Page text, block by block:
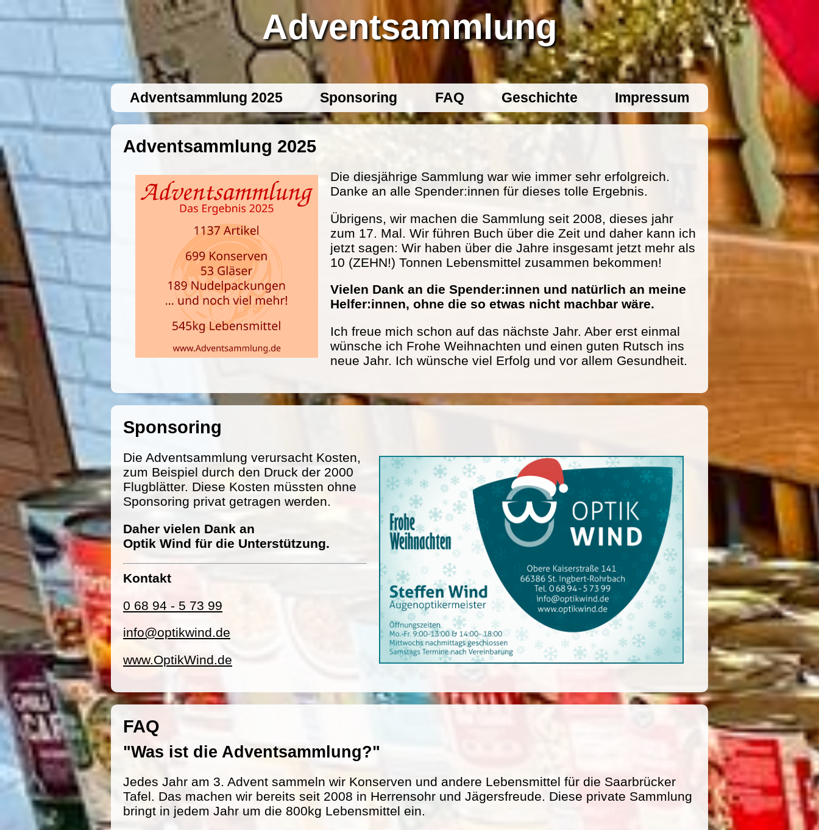
Adventsammlung
Adventsammlung 2025 Sponsoring FAQ Geschichte Impressum
Adventsammlung 2025
Die diesjährige Sammlung war wie immer sehr erfolgreich.
Danke an alle Spender:innen für dieses tolle Ergebnis.
Übrigens, wir machen die Sammlung seit 2008, dieses jahr
zum 17. Mal. Wir führen Buch über die Zeit und daher kann ich
jetzt sagen: Wir haben über die Jahre insgesamt jetzt mehr als
10 (ZEHN!) Tonnen Lebensmittel zusammen bekommen!
Vielen Dank an die Spender:innen und natürlich an meine
Helfer:innen, ohne die so etwas nicht machbar wäre.
Ich freue mich schon auf das nächste Jahr. Aber erst einmal
wünsche ich Frohe Weihnachten und einen guten Rutsch ins
neue Jahr. Ich wünsche viel Erfolg und vor allem Gesundheit.
Sponsoring
Die Adventsammlung verursacht Kosten,
zum Beispiel durch den Druck der 2000
Flugblätter. Diese Kosten müssten ohne
Sponsoring privat getragen werden.
Daher vielen Dank an
Optik Wind für die Unterstützung.
Kontakt
0 68 94 - 5 73 99
info@optikwind.de
www.OptikWind.de
FAQ
"Was ist die Adventsammlung?"
Jedes Jahr am 3. Advent sammeln wir Konserven und andere Lebensmittel für die Saarbrücker
Tafel. Das machen wir bereits seit 2008 in Herrensohr und Jägersfreude. Diese private Sammlung
bringt in jedem Jahr um die 800kg Lebensmittel ein.